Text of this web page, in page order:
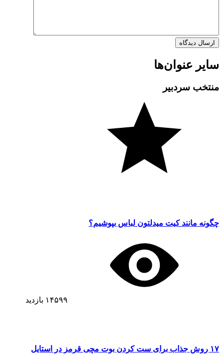
سایر عنوان‌ها
منتخب سردبیر
چگونه مانند کیت میدلتون لباس بپوشیم؟
۱۴۵۹۹ بازدید
۱۷ روش جذاب برای ست کردن بوت مچی قرمز در استایل